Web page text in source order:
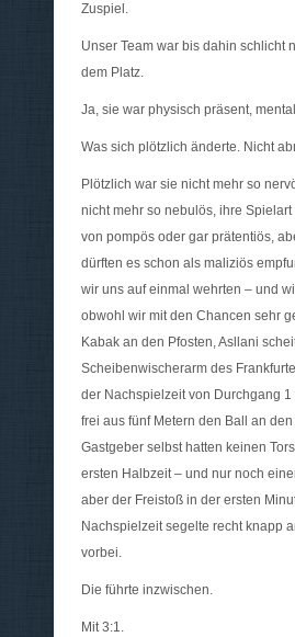
Zuspiel.
Unser Team war bis dahin schlicht
dem Platz.
Ja, sie war physisch präsent,
Was sich plötzlich änderte. Nicht
Plötzlich war sie nicht mehr so
nicht mehr so nebulös, ihre
von pompös oder gar prätentiös,
dürften es schon als maliziös
wir uns auf einmal wehrten – und
obwohl wir mit den Chancen sehr
Kabak an den Pfosten, Asllani
Scheibenwischerarm des
der Nachspielzeit von Durchgang
frei aus fünf Metern den Ball an den
Gastgeber selbst hatten keinen
ersten Halbzeit – und nur noch
aber der Freistoß in der ersten
Nachspielzeit segelte recht knapp
vorbei.
Die führte inzwischen.
Mit 3:1.